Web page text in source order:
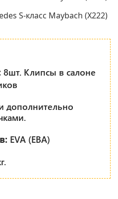
8шт. Клипсы в салоне
дополнительно
EVA (ЕВА)